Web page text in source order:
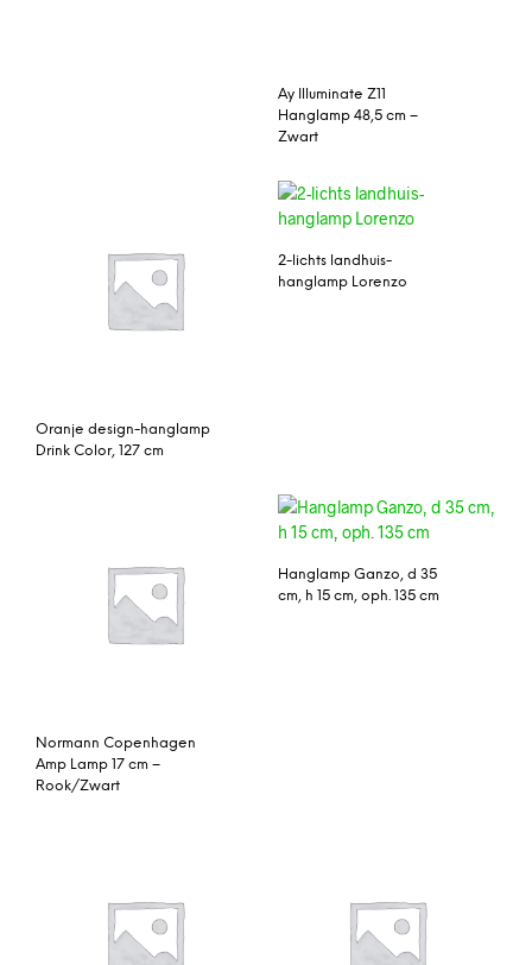
Ay Illuminate Z11
Hanglamp 48,5 cm –
Zwart
Oranje design-hanglamp
Drink Color, 127 cm
2-lichts landhuis-
hanglamp Lorenzo
Normann Copenhagen
Amp Lamp 17 cm –
Rook/Zwart
Hanglamp Ganzo, d 35
cm, h 15 cm, oph. 135 cm